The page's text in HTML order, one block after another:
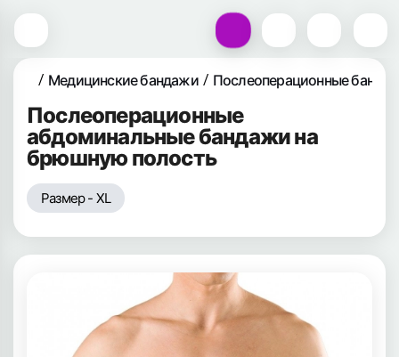
Медицинские бандажи Послеоперационные
Послеоперационные
абдоминальные бандажи на
брюшную полость
Размер - XL